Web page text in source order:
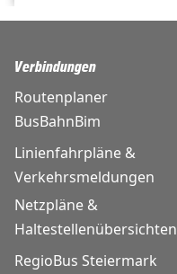
Verbindungen
Routenplaner
BusBahnBim
Linienfahrpläne &
Verkehrsmeldungen
Netzpläne &
Haltestellenübersichten
RegioBus Steiermark